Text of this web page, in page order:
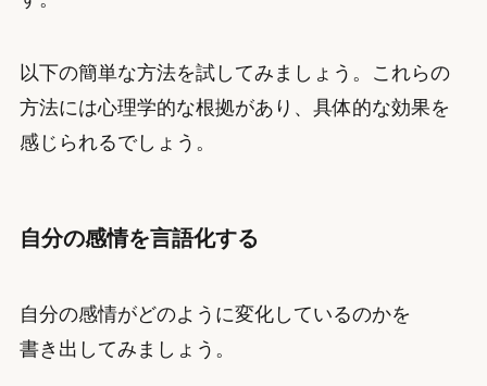
以下の簡単な方法を試してみましょう。これらの
方法には心理学的な根拠があり、具体的な効果を
感じられるでしょう。
自分の感情を言語化する
自分の感情がどのように変化しているのかを
書き出してみましょう。